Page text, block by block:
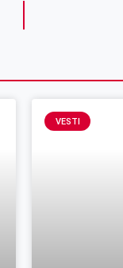
VESTI